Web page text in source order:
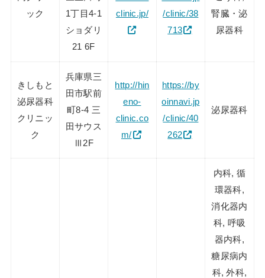
ック
1丁目4-1
ショダリ
21 6F
clinic.jp/
/clinic/38
713
腎臓・泌
尿器科
きしもと
泌尿器科
クリニッ
ク
兵庫県三
田市駅前
町8-4 三
田サウス
Ⅲ2F
http://hin
eno-
clinic.co
m/
https://by
oinnavi.jp
/clinic/40
262
泌尿器科
内科, 循
環器科,
消化器内
科, 呼吸
器内科,
糖尿病内
科, 外科,